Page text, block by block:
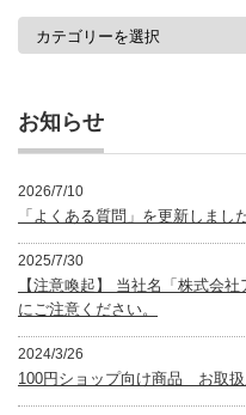
お知らせ
2026/7/10
「よくある質問」を更新しまし
2025/7/30
【注意喚起】 当社名「株式会
にご注意ください。
2024/3/26
100円ショップ向け商品 お取